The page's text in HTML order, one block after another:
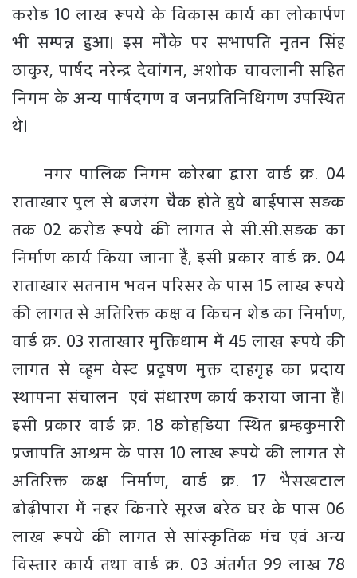
करोड़ 10 लाख रूपये के विकास कार्य का लोकार्पण
भी सम्पन्न हुआ। इस मौके पर सभापति नूतन सिंह
ठाकुर, पार्षद नरेन्द्र देवांगन, अशोक चावलानी सहित
निगम के अन्य पार्षदगण व जनप्रतिनिधिगण उपस्थित
थे।
नगर पालिक निगम कोरबा द्वारा वार्ड क्र. 04
राताखार पुल से बजरंग चैक होते हुये बाईपास सड़क
तक 02 करोड़ रूपये की लागत से सी.सी.सड़क का
निर्माण कार्य किया जाना हैं, इसी प्रकार वार्ड क्र. 04
राताखार सतनाम भवन परिसर के पास 15 लाख रूपये
की लागत से अतिरिक्त कक्ष व किचन शेड का निर्माण,
वार्ड क्र. 03 राताखार मुक्तिधाम में 45 लाख रूपये की
लागत से व्हूम वेस्ट प्रदूषण मुक्त दाहगृह का प्रदाय
स्थापना संचालन एवं संधारण कार्य कराया जाना हैं।
इसी प्रकार वार्ड क्र. 18 कोहडि़या स्थित ब्रम्हकुमारी
प्रजापति आश्रम के पास 10 लाख रूपये की लागत से
अतिरिक्त कक्ष निर्माण, वार्ड क्र. 17 भैंसखटाल
ढोढ़ीपारा में नहर किनारे सूरज बरेठ घर के पास 06
लाख रूपये की लागत से सांस्कृतिक मंच एवं अन्य
विस्तार कार्य तथा वार्ड क्र. 03 अंतर्गत 99 लाख 78